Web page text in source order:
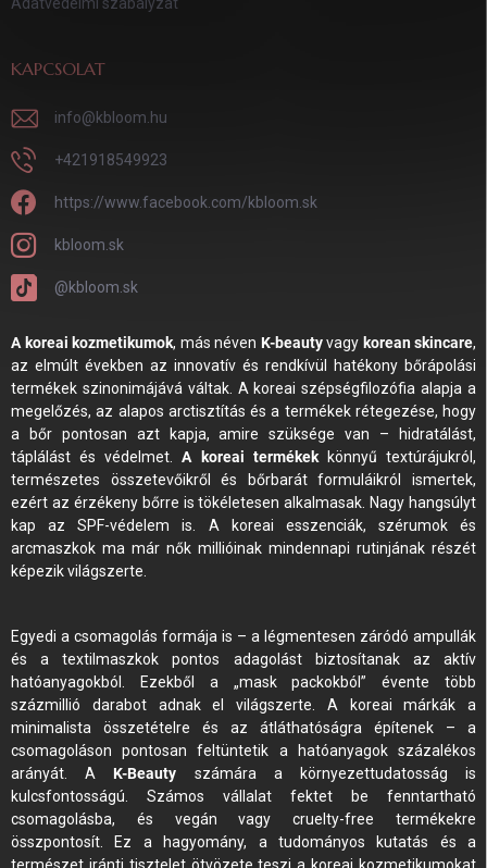
KAPCSOLAT
info@kbloom.hu
+421918549923
https://www.facebook.com/kbloom.sk
kbloom.sk
@kbloom.sk
A koreai kozmetikumok, más néven K-beautyvagy korean skincare,
az elmúlt években az innovatív és rendkívül hatékony bőrápolási
termékek szinonimájává váltak. A koreai szépségfilozófia alapja a
megelőzés, az alapos arctisztítás és a termékek rétegezése, hogy
a bőr pontosan azt kapja, amire szüksége van – hidratálást,
táplálást és védelmet.A koreai termékekkönnyű textúrájukról,
természetes összetevőikről és bőrbarát formuláikról ismertek,
ezért az érzékeny bőrre is tökéletesen alkalmasak. Nagy hangsúlyt
kap az SPF-védelem is. A koreai esszenciák, szérumok és
arcmaszkok ma már nők millióinak mindennapi rutinjának részét
képezik világszerte.
Egyedi a csomagolás formája is – a légmentesen záródó ampullák
és a textilmaszkok pontos adagolást biztosítanak az aktív
hatóanyagokból. Ezekből a „mask packokból” évente több
százmillió darabot adnak el világszerte. A koreai márkák a
minimalista összetételre és az átláthatóságra építenek – a
csomagoláson pontosan feltüntetik a hatóanyagok százalékos
arányát. A K-Beauty számára a környezettudatosság is
kulcsfontosságú. Számos vállalat fektet be fenntartható
csomagolásba, és vegán vagy cruelty-free termékekre
összpontosít. Ez a hagyomány, a tudományos kutatás és a